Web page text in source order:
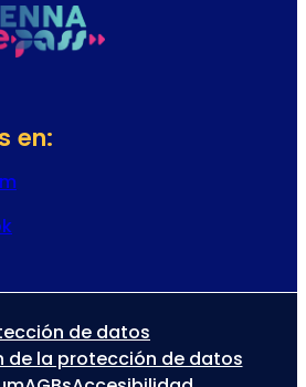
en:
de datos
de la protección de datos